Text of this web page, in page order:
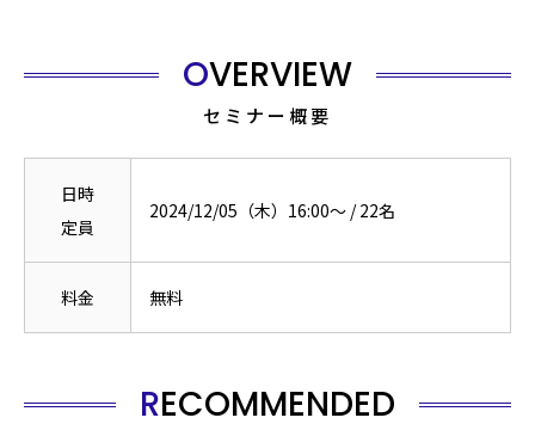
OVERVIEW
セミナー概要
日時
定員
2024/12/05（木）16:00〜 /22名
料金 無料
RECOMMENDED